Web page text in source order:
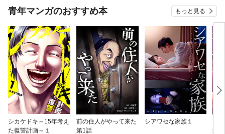
青年マンガのおすすめ本 もっと見る
シカケドキ～15年考え
た復讐計画～１
前の住人がやって来た
第1話
シアワセな家族１
地